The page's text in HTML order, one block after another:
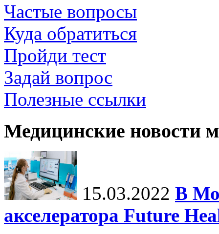
Частые вопросы
Куда обратиться
Пройди тест
Задай вопрос
Полезные ссылки
Медицинские новости
15.03.2022 В
акселератора Future